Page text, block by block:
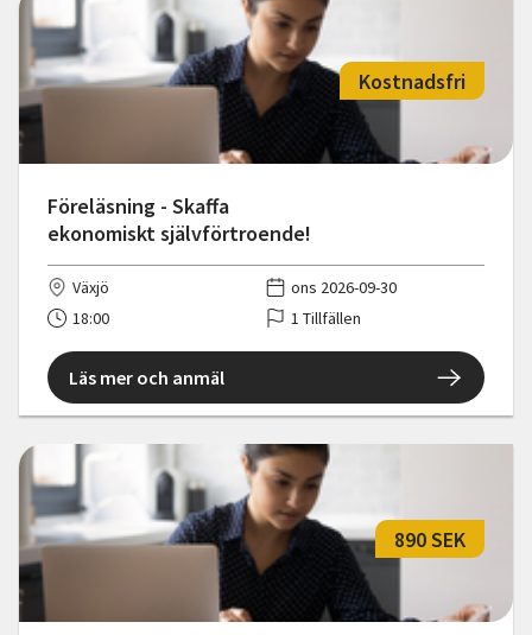
Föreläsning - Skaffa
ekonomiskt självförtroende!
Kostnadsfri
Växjö
ons 2026-09-30
18:00
1 Tillfällen
Läs mer och anmäl
890 SEK